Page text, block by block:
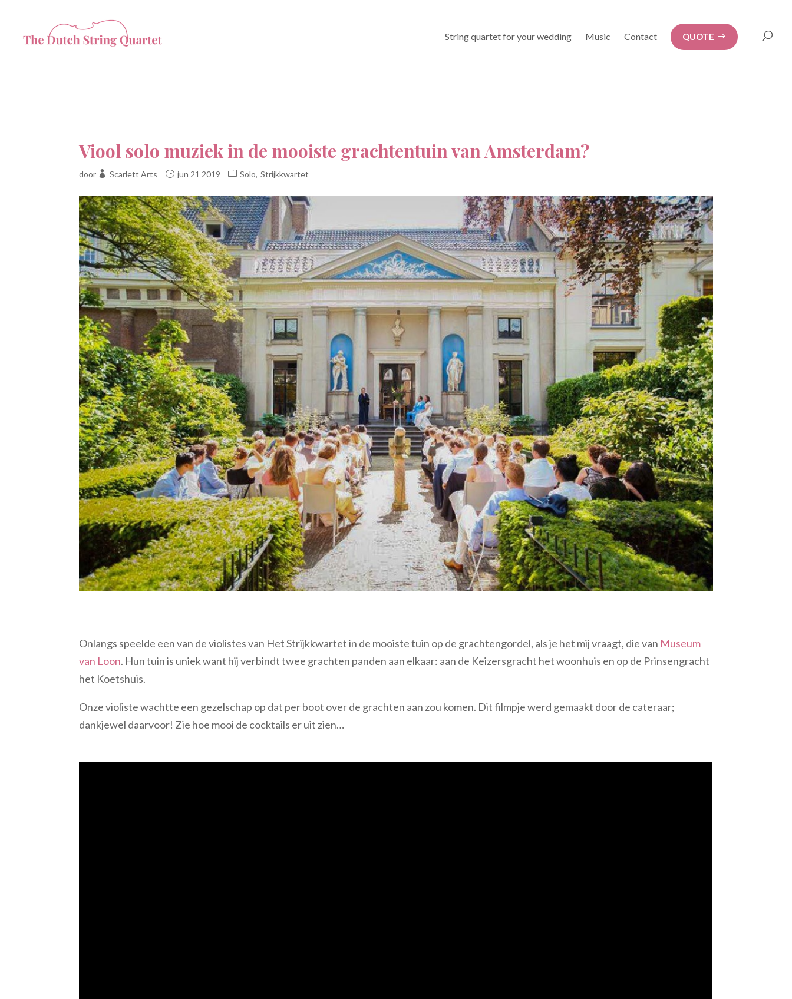
String quartet for your wedding Music Contact QUOTE
Viool solo muziek in de mooiste grachtentuin van Amsterdam?
door Scarlett Arts jun 21 2019 Solo Strijkkwartet
Onlangs speelde een van de violistes van Het Strijkkwartet in de mooiste tuin op de grachtengordel, als je het mij vraagt, die van Museum
van Loon. Hun tuin is uniek want hij verbindt twee grachten panden aan elkaar: aan de Keizersgracht het woonhuis en op de Prinsengracht
het Koetshuis.
Onze violiste wachtte een gezelschap op dat per boot over de grachten aan zou komen. Dit filmpje werd gemaakt door de cateraar;
dankjewel daarvoor! Zie hoe mooi de cocktails er uit zien…